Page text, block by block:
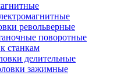
револьверные
поворотные
станкам
делительные
зажимные